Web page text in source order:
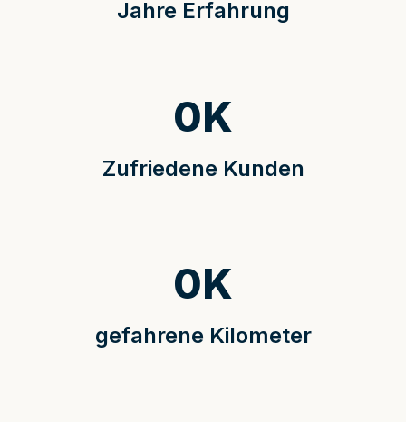
Jahre Erfahrung
Zufriedene Kunden
0K
gefahrene Kilometer
0K